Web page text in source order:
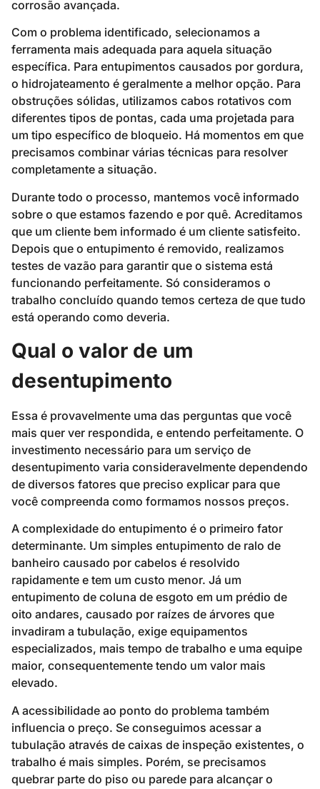
corrosão avançada.
Com o problema identificado, selecionamos a
ferramenta mais adequada para aquela situação
específica. Para entupimentos causados por gordura,
o hidrojateamento é geralmente a melhor opção. Para
obstruções sólidas, utilizamos cabos rotativos com
diferentes tipos de pontas, cada uma projetada para
um tipo específico de bloqueio. Há momentos em que
precisamos combinar várias técnicas para resolver
completamente a situação.
Durante todo o processo, mantemos você informado
sobre o que estamos fazendo e por quê. Acreditamos
que um cliente bem informado é um cliente satisfeito.
Depois que o entupimento é removido, realizamos
testes de vazão para garantir que o sistema está
funcionando perfeitamente. Só consideramos o
trabalho concluído quando temos certeza de que tudo
está operando como deveria.
Qual o valor de um
desentupimento
Essa é provavelmente uma das perguntas que você
mais quer ver respondida, e entendo perfeitamente. O
investimento necessário para um serviço de
desentupimento varia consideravelmente dependendo
de diversos fatores que preciso explicar para que
você compreenda como formamos nossos preços.
A complexidade do entupimento é o primeiro fator
determinante. Um simples entupimento de ralo de
banheiro causado por cabelos é resolvido
rapidamente e tem um custo menor. Já um
entupimento de coluna de esgoto em um prédio de
oito andares, causado por raízes de árvores que
invadiram a tubulação, exige equipamentos
especializados, mais tempo de trabalho e uma equipe
maior, consequentemente tendo um valor mais
elevado.
A acessibilidade ao ponto do problema também
influencia o preço. Se conseguimos acessar a
tubulação através de caixas de inspeção existentes, o
trabalho é mais simples. Porém, se precisamos
quebrar parte do piso ou parede para alcançar o